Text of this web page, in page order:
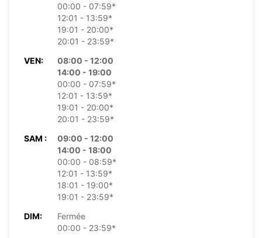
00:00 - 07:59*
12:01 - 13:59*
19:01 - 20:00*
20:01 - 23:59*
VEN:
08:00 - 12:00
14:00 - 19:00
00:00 - 07:59*
12:01 - 13:59*
19:01 - 20:00*
20:01 - 23:59*
SAM :
09:00 - 12:00
14:00 - 18:00
00:00 - 08:59*
12:01 - 13:59*
18:01 - 19:00*
19:01 - 23:59*
DIM:
Fermée
00:00 - 23:59*